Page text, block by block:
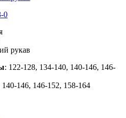
0
рукав
: 122-128, 134-140, 140-146, 146-
146, 146-152, 158-164